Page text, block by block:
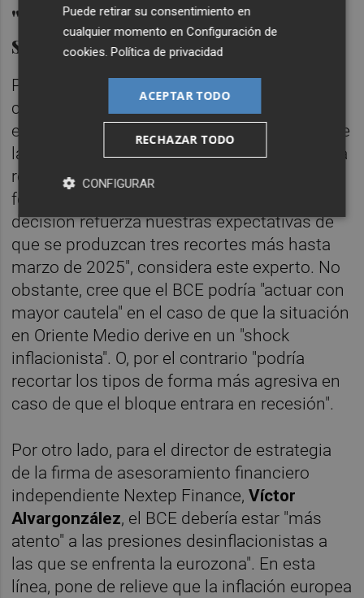
"No constituye ninguna
sorpresa"
Para el mercado, esta decisión "no
constituye ninguna sorpresa", según el
economista de abrdn,
. "Aunque
la autoridad monetaria no se comprometió a
realizar nuevos recortes, creemos que la
forma en que el BCE ha planteado la
decisión refuerza nuestras expectativas de
que se produzcan tres recortes más hasta
marzo de 2025", considera este experto. No
obstante, cree que el BCE podría "actuar con
mayor cautela" en el caso de que la situación
en Oriente Medio derive en un "shock
inflacionista". O, por el contrario "podría
recortar los tipos de forma más agresiva en
caso de que el bloque entrara en recesión".
Por otro lado, para el director de estrategia
de la firma de asesoramiento financiero
independiente Nextep Finance,Víctor
Alvargonzález, el BCE debería estar "más
atento" a las presiones desinflacionistas a
las que se enfrenta la eurozona". En esta
línea, pone de relieve que la inflación europea
Puede retirar su consentimiento en
cualquier momento enConfiguración de
cookies .Política de privacidad
ACEPTAR TODO
RECHAZAR TODO
CONFIGURAR